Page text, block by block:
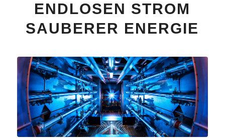
ENDLOSEN STROM
SAUBERER ENERGIE